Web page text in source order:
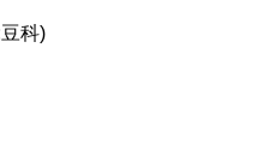
科)